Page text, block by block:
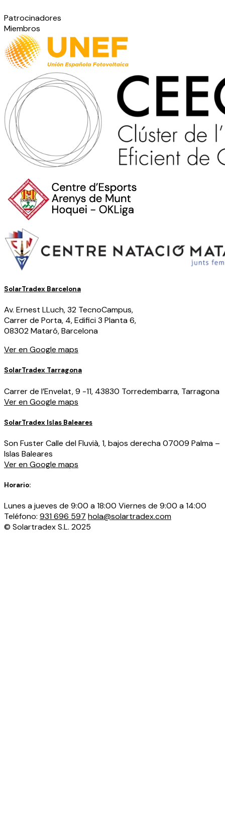
Patrocinadores
Miembros
SolarTradex Barcelona
Av. Ernest LLuch, 32 TecnoCampus,
Carrer de Porta, 4, Edifici 3 Planta 6,
08302 Mataró, Barcelona
Ver en Google maps
SolarTradex Tarragona
Carrer de l’Envelat, 9 -11, 43830 Torredembarra, Tarragona
Ver en Google maps
SolarTradex Islas Baleares
Son Fuster Calle del Fluvià, 1, bajos derecha 07009 Palma –
Islas Baleares
Ver en Google maps
Horario:
Lunes a jueves de 9:00 a 18:00 Viernes de 9:00 a 14:00
Teléfono: 931 696 597 hola@solartradex.com
© Solartradex S.L. 2025